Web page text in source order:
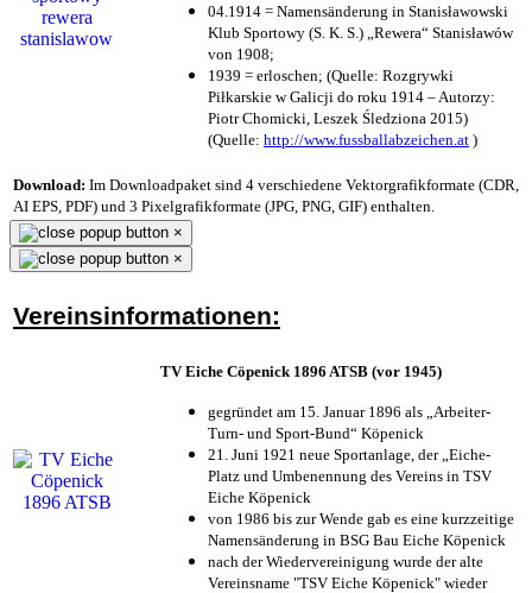
04.1914 = Namensänderung in Stanisławowski
Klub Sportowy (S. K. S.) „Rewera“ Stanisławów
von 1908;
1939 = erloschen; (Quelle: Rozgrywki
Piłkarskie w Galicji do roku 1914 – Autorzy:
Piotr Chomicki, Leszek Śledziona 2015)
(Quelle: http://www.fussballabzeichen.at )
Download: Im Downloadpaket sind 4 verschiedene Vektorgrafikformate (CDR,
AI EPS, PDF) und 3 Pixelgrafikformate (JPG, PNG, GIF) enthalten.
×
×
Vereinsinformationen:
TV Eiche Cöpenick 1896 ATSB (vor 1945)
gegründet am 15. Januar 1896 als „Arbeiter-
Turn- und Sport-Bund“ Köpenick
21. Juni 1921 neue Sportanlage, der „Eiche-
Platz und Umbenennung des Vereins in TSV
Eiche Köpenick
von 1986 bis zur Wende gab es eine kurzzeitige
Namensänderung in BSG Bau Eiche Köpenick
nach der Wiedervereinigung wurde der alte
Vereinsname "TSV Eiche Köpenick" wieder